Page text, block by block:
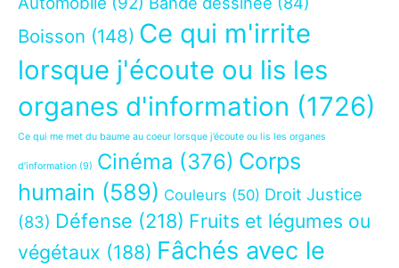
Boisson (148) Ce qui m'irrite
lorsque j'écoute ou lis les
organes d'information (1726)
Ce qui me met du baume au coeur lorsque j’écoute ou lis les organes
d’information (9) Cinéma (376) Corps
humain (589) Couleurs (50) Droit Justice
(83) Défense (218) Fruits et légumes ou
végétaux (188) Fâchés avec le